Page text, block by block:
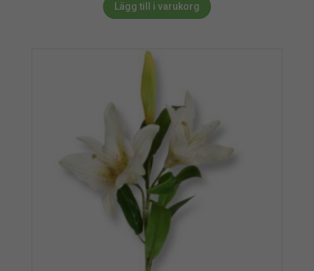
Lägg till i varukorg